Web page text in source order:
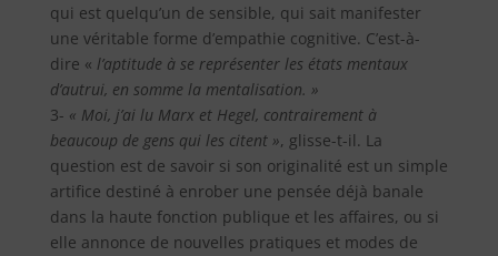
qui est quelqu’un de sensible, qui sait manifester
une véritable forme d’empathie cognitive. C’est-à-
dire « l’aptitude à se représenter les états mentaux
d’autrui, en somme la mentalisation. »
3- « Moi, j’ai lu Marx et Hegel, contrairement à
beaucoup de gens qui les citent », glisse-t-il. La
question est de savoir si son originalité est un simple
artifice destiné à enrober une pensée déjà banale
dans la haute fonction publique et les affaires, ou si
elle annonce de nouvelles pratiques et modes de